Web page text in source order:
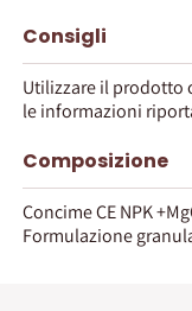
Consigli
Utilizzare il prodotto
le informazioni
Composizione
Concime CE NPK
Formulazione